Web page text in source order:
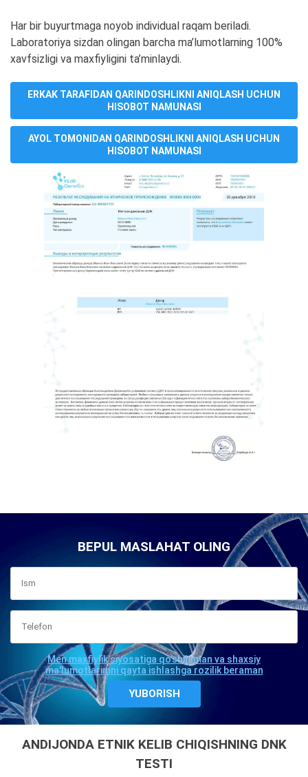
Har bir buyurtmaga noyob individual raqam beriladi.
Laboratoriya sizdan olingan barcha ma’lumotlarning 100%
xavfsizligi va maxfiyligini ta’minlaydi.
ERKAK TARAFIDAN QARINDOSHLIKNI ANIQLASH UCHUN
HISOBOT NAMUNASI
AYOL TOMONIDAN QARINDOSHLIKNI ANIQLASH UCHUN
HISOBOT NAMUNASI
BEPUL MASLAHAT OLING
Men maxfiylik siyosatiga qo'shilaman va shaxsiy
ma'lumotlarimni qayta ishlashga rozilik beraman
ANDIJONDA ETNIK KELIB CHIQISHNING DNK
TESTI